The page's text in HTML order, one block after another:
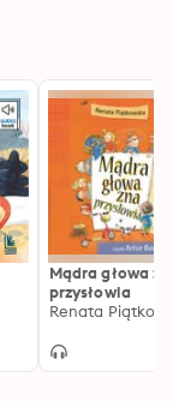
Mądra głowa
przysłowia
Renata